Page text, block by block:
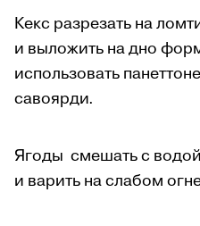
Кекс разрезать на
и выложить на дно
использовать
савоярди.
Ягоды смешать с
и варить на слабом